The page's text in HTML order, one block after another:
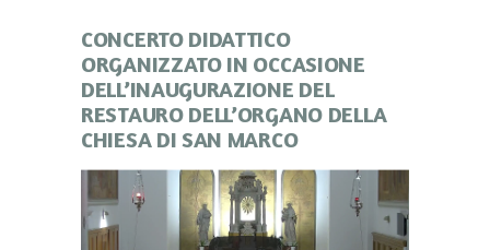
CONCERTO DIDATTICO
ORGANIZZATO IN OCCASIONE
DELL’INAUGURAZIONE DEL
RESTAURO DELL’ORGANO DELLA
CHIESA DI SAN MARCO